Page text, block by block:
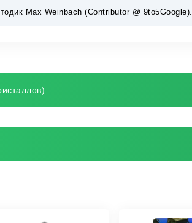
Max Weinbach (Contributor @ 9to5Google).